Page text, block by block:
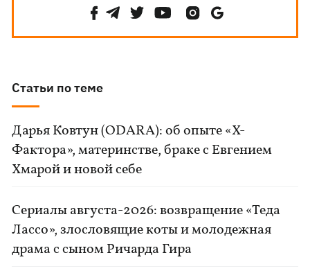
Статьи по теме
Дарья Ковтун (ODARA): об опыте «Х-
Фактора», материнстве, браке с Евгением
Хмарой и новой себе
Сериалы августа-2026: возвращение «Теда
Лассо», злословящие коты и молодежная
драма с сыном Ричарда Гира